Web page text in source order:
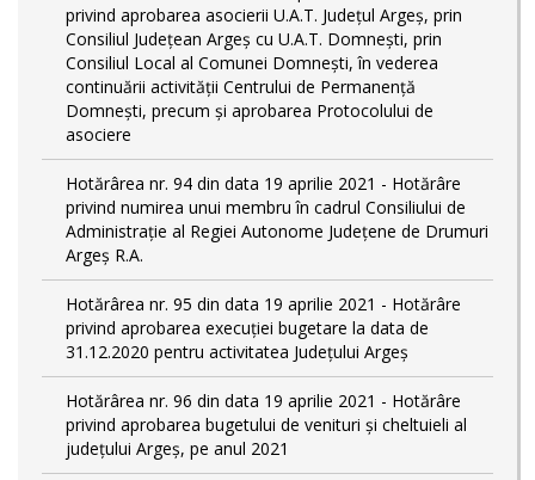
privind aprobarea asocierii U.A.T. Județul Argeș, prin
Consiliul Județean Argeș cu U.A.T. Domnești, prin
Consiliul Local al Comunei Domnești, în vederea
continuării activității Centrului de Permanență
Domnești, precum și aprobarea Protocolului de
asociere
Hotărârea nr. 94 din data 19 aprilie 2021 - Hotărâre
privind numirea unui membru în cadrul Consiliului de
Administrație al Regiei Autonome Județene de Drumuri
Argeș R.A.
Hotărârea nr. 95 din data 19 aprilie 2021 - Hotărâre
privind aprobarea execuției bugetare la data de
31.12.2020 pentru activitatea Județului Argeș
Hotărârea nr. 96 din data 19 aprilie 2021 - Hotărâre
privind aprobarea bugetului de venituri și cheltuieli al
județului Argeș, pe anul 2021